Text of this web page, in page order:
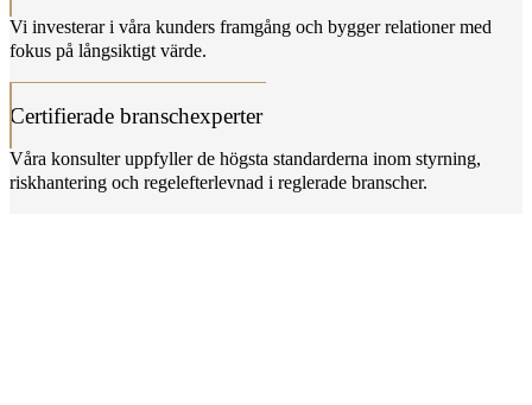
Vi investerar i våra kunders framgång och bygger relationer med
fokus på långsiktigt värde.
Certifierade branschexperter
Våra konsulter uppfyller de högsta standarderna inom styrning,
riskhantering och regelefterlevnad i reglerade branscher.